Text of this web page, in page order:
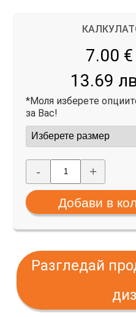
7.00
13.69
*Моля изберете
за Вас!
- +
Разгледай